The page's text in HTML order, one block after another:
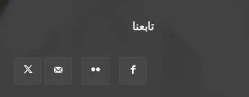
تابعنا